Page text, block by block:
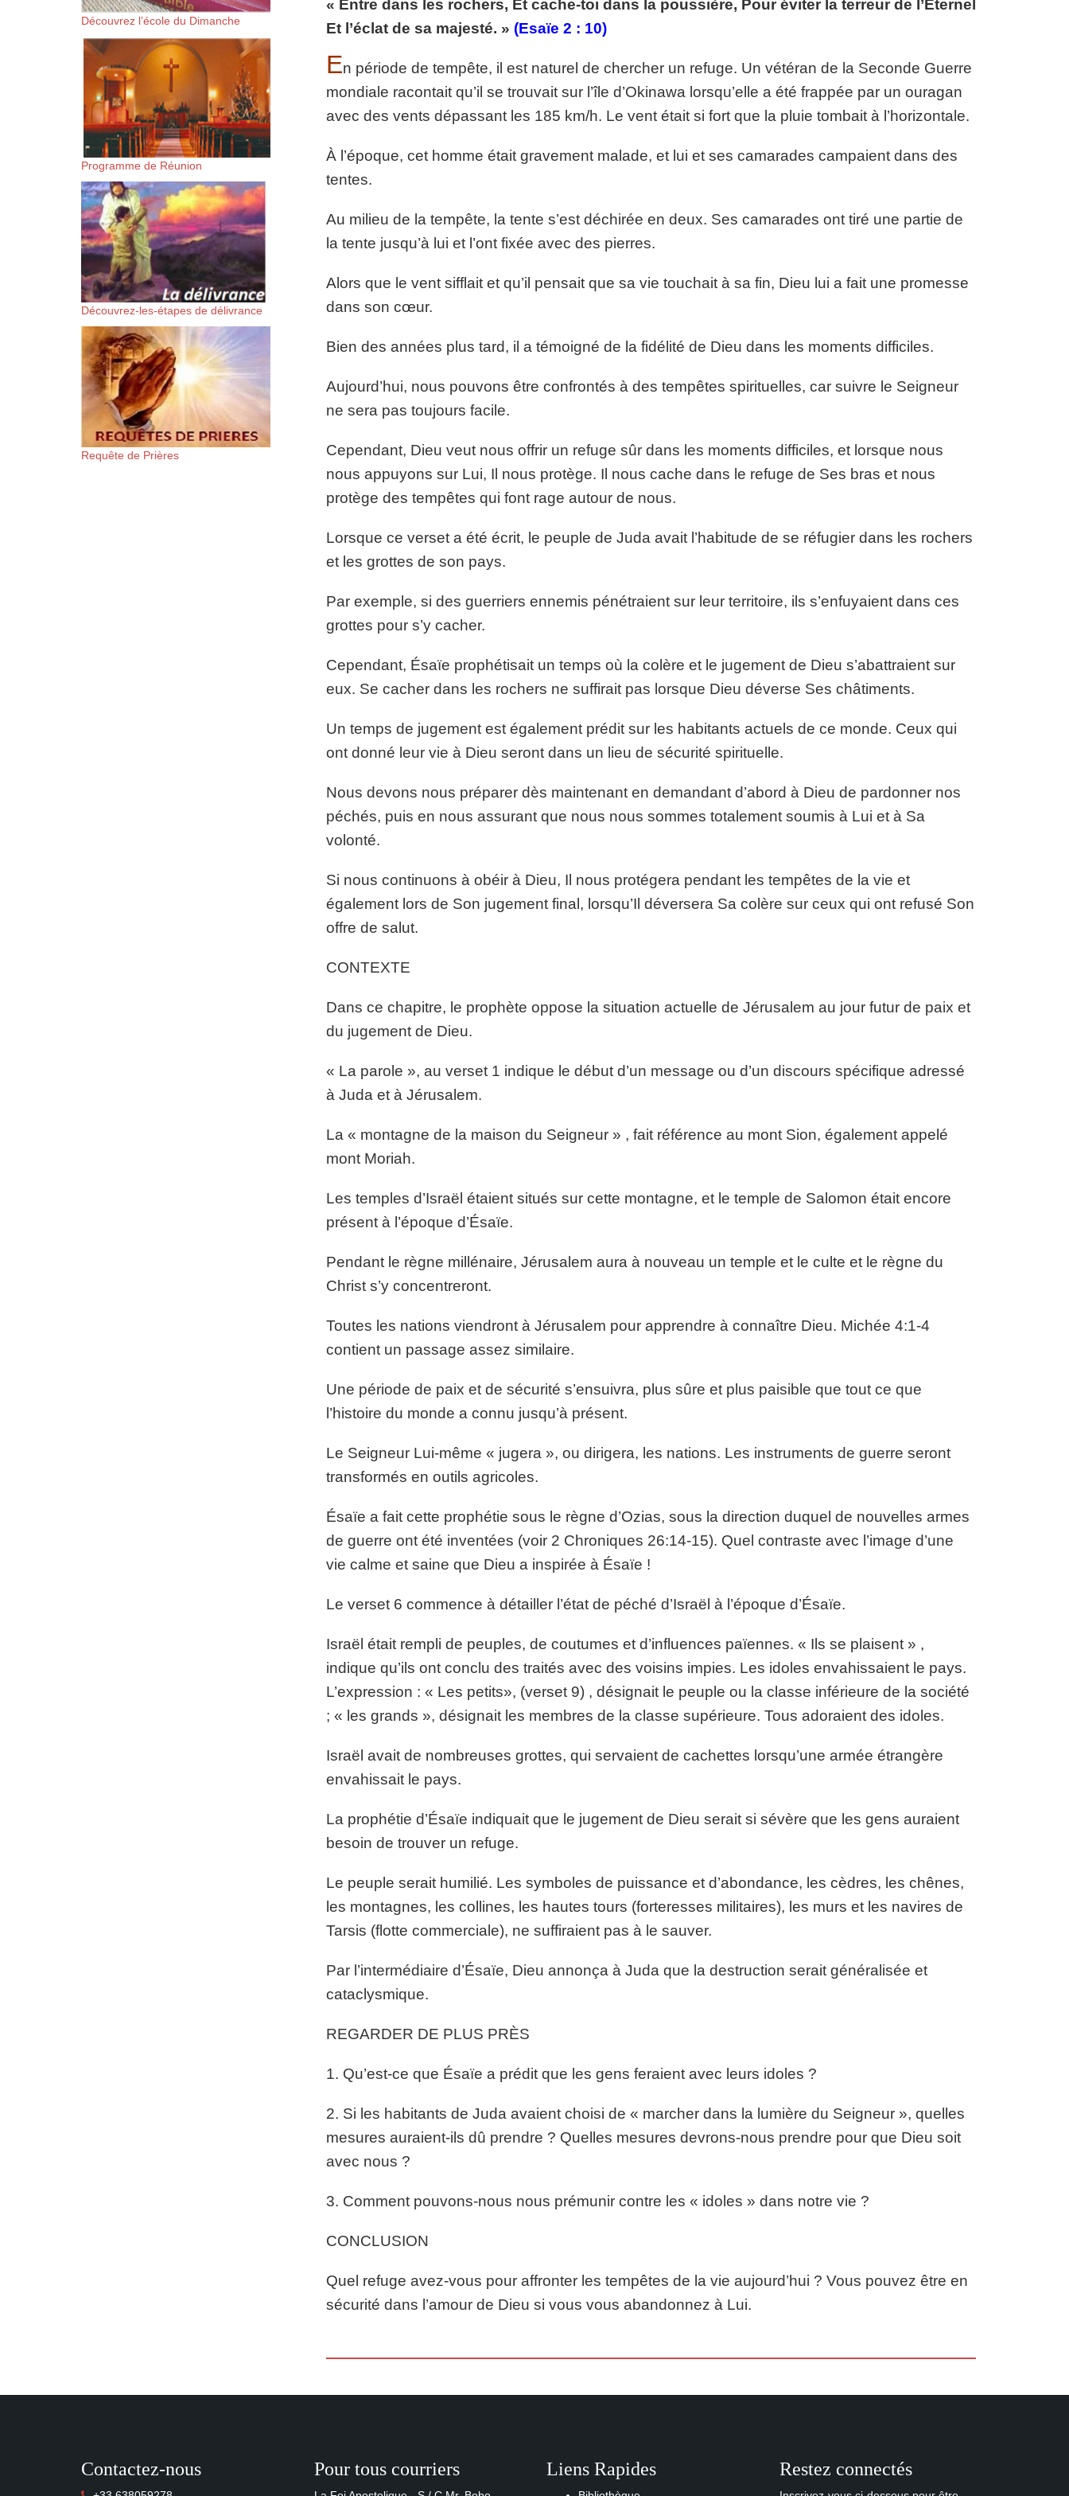
volume.
suis-sans-rien-a-moi.mp3 http://www.lafoiapostolique.org/wp-
content/uploads/2018/06/Es-tu-lasse-rempli-de-tritesse.mp3
Découvrez l’école du Dimanche
Programme de Réunion
Découvrez-les-étapes de délivrance
Requête de Prières
« Entre dans les rochers, Et cache-toi dans la poussière, Pour éviter la terreur de l’Éternel
Et l’éclat de sa majesté. » (Esaïe 2 : 10)
En période de tempête, il est naturel de chercher un refuge. Un vétéran de la Seconde Guerre
mondiale racontait qu’il se trouvait sur l’île d’Okinawa lorsqu’elle a été frappée par un ouragan
avec des vents dépassant les 185 km/h. Le vent était si fort que la pluie tombait à l’horizontale.
À l’époque, cet homme était gravement malade, et lui et ses camarades campaient dans des
tentes.
Au milieu de la tempête, la tente s’est déchirée en deux. Ses camarades ont tiré une partie de
la tente jusqu’à lui et l’ont fixée avec des pierres.
Alors que le vent sifflait et qu’il pensait que sa vie touchait à sa fin, Dieu lui a fait une promesse
dans son cœur.
Bien des années plus tard, il a témoigné de la fidélité de Dieu dans les moments difficiles.
Aujourd’hui, nous pouvons être confrontés à des tempêtes spirituelles, car suivre le Seigneur
ne sera pas toujours facile.
Cependant, Dieu veut nous offrir un refuge sûr dans les moments difficiles, et lorsque nous
nous appuyons sur Lui, Il nous protège. Il nous cache dans le refuge de Ses bras et nous
protège des tempêtes qui font rage autour de nous.
Lorsque ce verset a été écrit, le peuple de Juda avait l’habitude de se réfugier dans les rochers
et les grottes de son pays.
Par exemple, si des guerriers ennemis pénétraient sur leur territoire, ils s’enfuyaient dans ces
grottes pour s’y cacher.
Cependant, Ésaïe prophétisait un temps où la colère et le jugement de Dieu s’abattraient sur
eux. Se cacher dans les rochers ne suffirait pas lorsque Dieu déverse Ses châtiments.
Un temps de jugement est également prédit sur les habitants actuels de ce monde. Ceux qui
ont donné leur vie à Dieu seront dans un lieu de sécurité spirituelle.
Nous devons nous préparer dès maintenant en demandant d’abord à Dieu de pardonner nos
péchés, puis en nous assurant que nous nous sommes totalement soumis à Lui et à Sa
volonté.
Si nous continuons à obéir à Dieu, Il nous protégera pendant les tempêtes de la vie et
également lors de Son jugement final, lorsqu’Il déversera Sa colère sur ceux qui ont refusé Son
offre de salut.
CONTEXTE
Dans ce chapitre, le prophète oppose la situation actuelle de Jérusalem au jour futur de paix et
du jugement de Dieu.
« La parole », au verset 1 indique le début d’un message ou d’un discours spécifique adressé
à Juda et à Jérusalem.
La « montagne de la maison du Seigneur » , fait référence au mont Sion, également appelé
mont Moriah.
Les temples d’Israël étaient situés sur cette montagne, et le temple de Salomon était encore
présent à l’époque d’Ésaïe.
Pendant le règne millénaire, Jérusalem aura à nouveau un temple et le culte et le règne du
Christ s’y concentreront.
Toutes les nations viendront à Jérusalem pour apprendre à connaître Dieu. Michée 4:1-4
contient un passage assez similaire.
Une période de paix et de sécurité s’ensuivra, plus sûre et plus paisible que tout ce que
l’histoire du monde a connu jusqu’à présent.
Le Seigneur Lui-même « jugera », ou dirigera, les nations. Les instruments de guerre seront
transformés en outils agricoles.
Ésaïe a fait cette prophétie sous le règne d’Ozias, sous la direction duquel de nouvelles armes
de guerre ont été inventées (voir 2 Chroniques 26:14-15). Quel contraste avec l’image d’une
vie calme et saine que Dieu a inspirée à Ésaïe !
Le verset 6 commence à détailler l’état de péché d’Israël à l’époque d’Ésaïe.
Israël était rempli de peuples, de coutumes et d’influences païennes. « Ils se plaisent » ,
indique qu’ils ont conclu des traités avec des voisins impies. Les idoles envahissaient le pays.
L’expression : « Les petits», (verset 9) , désignait le peuple ou la classe inférieure de la société
; « les grands », désignait les membres de la classe supérieure. Tous adoraient des idoles.
Israël avait de nombreuses grottes, qui servaient de cachettes lorsqu’une armée étrangère
envahissait le pays.
La prophétie d’Ésaïe indiquait que le jugement de Dieu serait si sévère que les gens auraient
besoin de trouver un refuge.
Le peuple serait humilié. Les symboles de puissance et d’abondance, les cèdres, les chênes,
les montagnes, les collines, les hautes tours (forteresses militaires), les murs et les navires de
Tarsis (flotte commerciale), ne suffiraient pas à le sauver.
Par l’intermédiaire d’Ésaïe, Dieu annonça à Juda que la destruction serait généralisée et
cataclysmique.
REGARDER DE PLUS PRÈS
1. Qu’est-ce que Ésaïe a prédit que les gens feraient avec leurs idoles ?
2. Si les habitants de Juda avaient choisi de « marcher dans la lumière du Seigneur », quelles
mesures auraient-ils dû prendre ? Quelles mesures devrons-nous prendre pour que Dieu soit
avec nous ?
3. Comment pouvons-nous nous prémunir contre les « idoles » dans notre vie ?
CONCLUSION
Quel refuge avez-vous pour affronter les tempêtes de la vie aujourd’hui ? Vous pouvez être en
sécurité dans l’amour de Dieu si vous vous abandonnez à Lui.
Contactez-nous Pour tous courriers Liens Rapides Restez connectés